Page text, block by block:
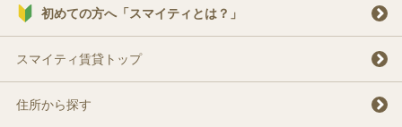
初めての方へ「スマイティとは？」
スマイティ賃貸トップ
住所から探す